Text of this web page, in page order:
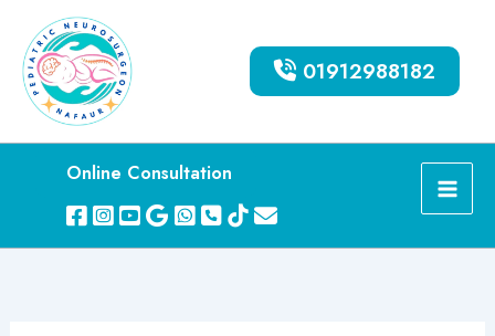
content
01912988182
Online Consultation